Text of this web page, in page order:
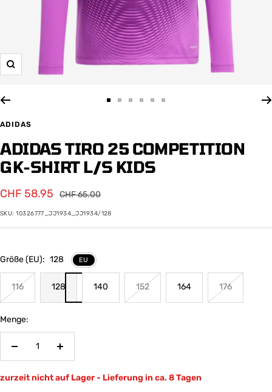
Zoom
gehen
gehen
gehengehen
gehen
gehen
ADIDAS
ADIDAS TIRO 25 COMPETITION
GK-SHIRT L/S KIDS
Angebotspreis
CHF 58.95
Regulärer
CHF 65.00
SKU:10326777_JJ1934_JJ1934/128
Größe (EU): 128 EU
116 128 140 152 164 176
Menge:
Menge
Menge
zurzeit nicht auf Lager - Lieferung in ca. 8 Tagen